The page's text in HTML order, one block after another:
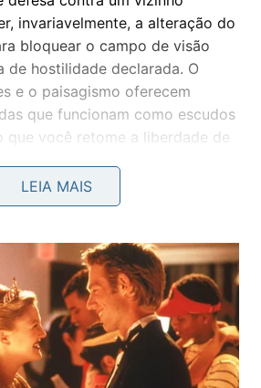
invariavelmente, a alteração do
bloquear o campo de visão
de hostilidade declarada. O
e o paisagismo oferecem
que funcionam como escudos
que você retome a liberdade de
escura.
LEIA MAIS